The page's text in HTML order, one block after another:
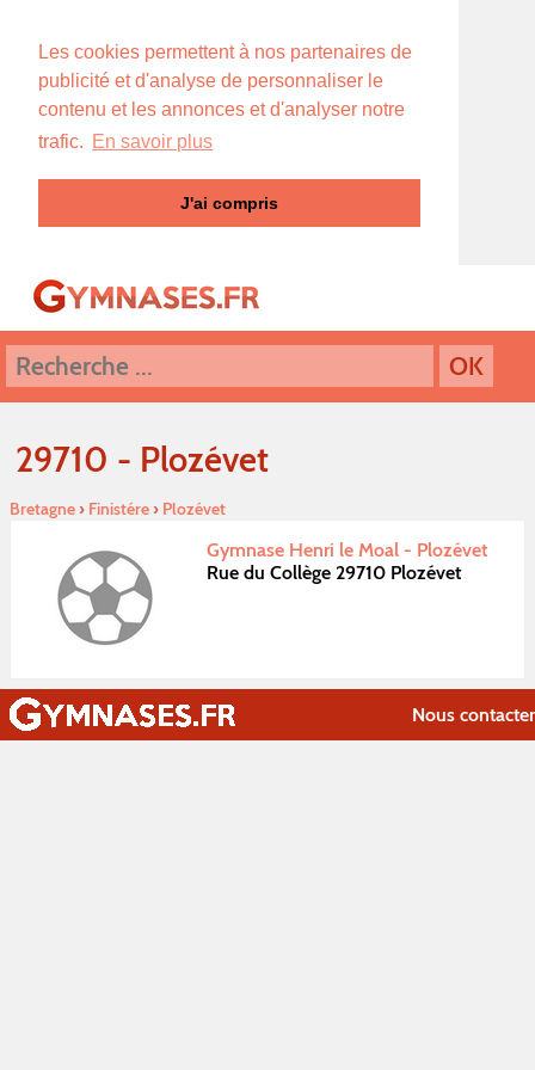
Les cookies permettent à nos partenaires de
publicité et d'analyse de personnaliser le
contenu et les annonces et d'analyser notre
trafic. En savoir plus
J'ai compris
29710 - Plozévet
Bretagne› Finistére› Plozévet
Gymnase Henri le Moal - Plozévet
Rue du Collège 29710 Plozévet
Nous contacter